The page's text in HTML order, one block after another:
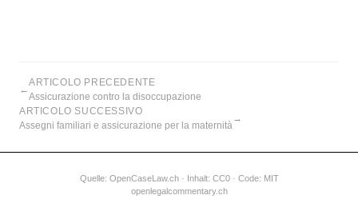
←
ARTICOLO PRECEDENTE
Assicurazione contro la disoccupazione
ARTICOLO SUCCESSIVO
Assegni familiari e assicurazione per la maternità
→
Quelle: OpenCaseLaw.ch· Inhalt: CC0 · Code: MIT
openlegalcommentary.ch